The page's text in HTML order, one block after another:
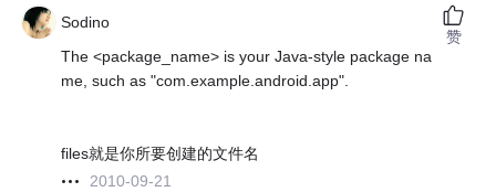
Sodino
The <package_name> is your Java-style package na
me, such as "com.example.android.app".
files就是你所要创建的文件名
2010-09-21
赞